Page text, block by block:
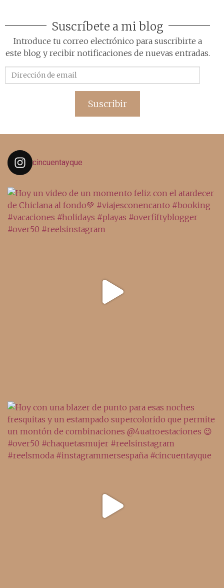
Suscríbete a mi blog
Introduce tu correo electrónico para suscribirte a
este blog y recibir notificaciones de nuevas entradas.
de
Suscribir
cincuentayque